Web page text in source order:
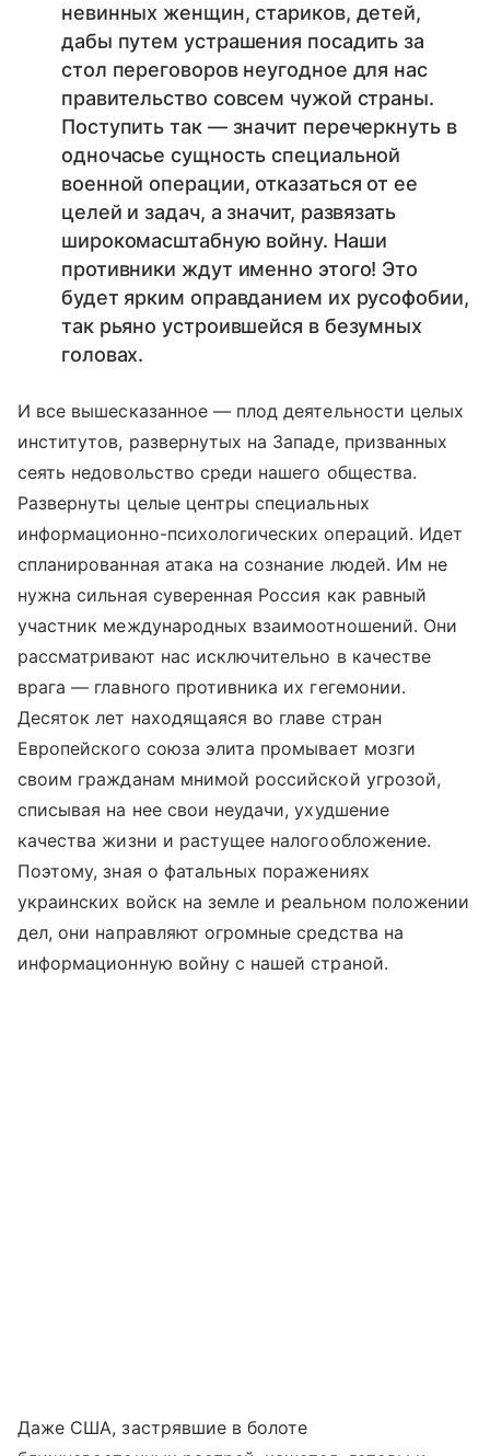
невинных женщин, стариков, детей,
дабы путем устрашения посадить за
стол переговоров неугодное для нас
правительство совсем чужой страны.
Поступить так — значит перечеркнуть в
одночасье сущность специальной
военной операции, отказаться от ее
целей и задач, а значит, развязать
широкомасштабную войну. Наши
противники ждут именно этого! Это
будет ярким оправданием их русофобии,
так рьяно устроившейся в безумных
головах.
И все вышесказанное — плод деятельности целых
институтов, развернутых на Западе, призванных
сеять недовольство среди нашего общества.
Развернуты целые центры специальных
информационно-психологических операций. Идет
спланированная атака на сознание людей. Им не
нужна сильная суверенная Россия как равный
участник международных взаимоотношений. Они
рассматривают нас исключительно в качестве
врага — главного противника их гегемонии.
Десяток лет находящаяся во главе стран
Европейского союза элита промывает мозги
своим гражданам мнимой российской угрозой,
списывая на нее свои неудачи, ухудшение
качества жизни и растущее налогообложение.
Поэтому, зная о фатальных поражениях
украинских войск на земле и реальном положении
дел, они направляют огромные средства на
информационную войну с нашей страной.
Даже США, застрявшие в болоте